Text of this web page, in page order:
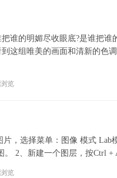
谁的明媚尽收眼底?是谁把谁
这组唯美的画面和清新的色
览
片，选择菜单：图像 模式
2、新建一个图层，按Ctrl
览